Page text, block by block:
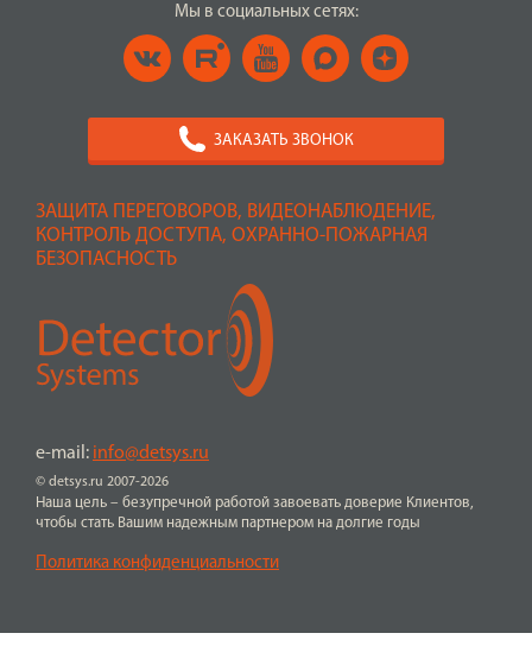
ЗАЩИТА ПЕРЕГОВОРОВ, ВИДЕОНАБЛЮДЕНИЕ,
КОНТРОЛЬ ДОСТУПА, ОХРАННО-ПОЖАРНАЯ
БЕЗОПАСНОСТЬ
© detsys.ru 2007-2026
e-mail: info@detsys.ru
Наша цель – безупречной работой завоевать доверие Клиентов,
чтобы стать Вашим надежным партнером на долгие годы
Политика конфиденциальности
Мы в социальных сетях:
ЗАКАЗАТЬ ЗВОНОК